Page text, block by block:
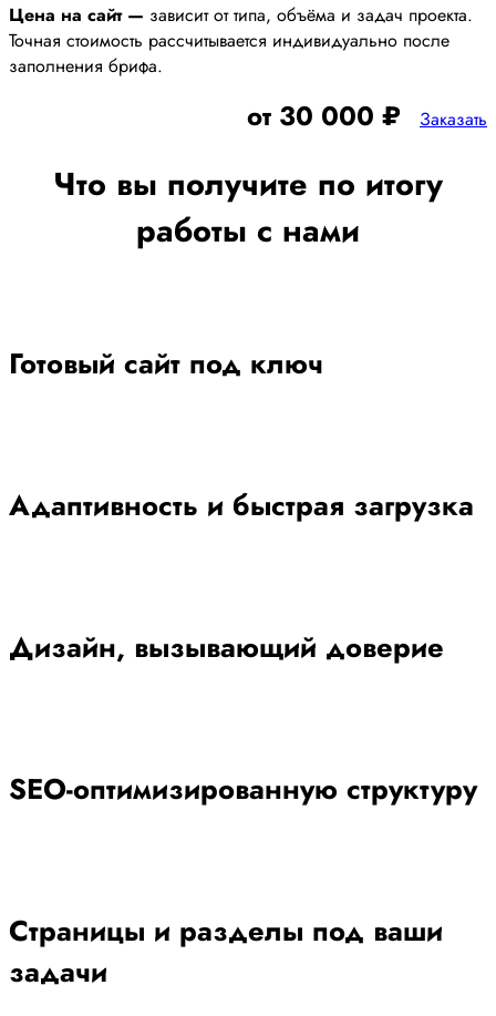
Цена на сайт — зависит от типа, объёма и задач проекта.
Точная стоимость рассчитывается индивидуально после
заполнения брифа.
от 30 000 ₽ Заказать
Что вы получите по итогу
работы с нами
Готовый сайт под ключ
Адаптивность и быстрая загрузка
Дизайн, вызывающий доверие
SEO-оптимизированную структуру
Страницы и разделы под ваши
задачи